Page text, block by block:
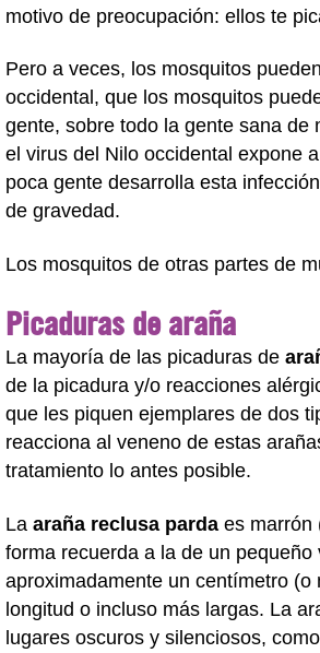
motivo de preocupación: ellos te
Pero a veces, los mosquitos
occidental, que los mosquitos
gente, sobre todo la gente sana de
el virus del Nilo occidental expone
poca gente desarrolla esta
de gravedad.
Los mosquitos de otras partes de
Picaduras de araña
La mayoría de las picaduras de
de la picadura y/o reacciones
que les piquen ejemplares de dos
reacciona al veneno de estas
tratamiento lo antes posible.
La araña reclusa parda es marrón
forma recuerda a la de un
aproximadamente un centímetro
longitud o incluso más largas. La
lugares oscuros y silenciosos,